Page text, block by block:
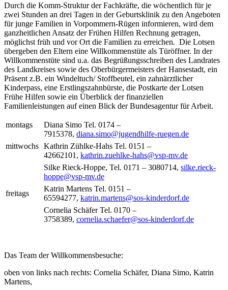
Durch die Komm-Struktur der Fachkräfte, die wöchentlich für je
zwei Stunden an drei Tagen in der Geburtsklinik zu den Angeboten
für junge Familien in Vorpommern-Rügen informieren, wird dem
ganzheitlichen Ansatz der Frühen Hilfen Rechnung getragen,
möglichst früh und vor Ort die Familien zu erreichen. Die Lotsen
übergeben den Eltern eine Willkommenstüte als Türöffner. In der
Willkommenstüte sind u.a. das Begrüßungsschreiben des Landrates
des Landkreises sowie des Oberbürgermeisters der Hansestadt, ein
Präsent z.B. ein Windeltuch/ Stoffbeutel, ein zahnärztlicher
Kinderpass, eine Erstlingszahnbürste, die Postkarte der Lotsen
Frühe Hilfen sowie ein Überblick der finanziellen
Familienleistungen auf einen Blick der Bundesagentur für Arbeit.
montags
Diana Simo Tel. 0174 –
7915378, diana.simo@jugendhilfe-ruegen.de
mittwochs Kathrin Zühlke-Hahs Tel. 0151 –
42662101, kathrin.zuehlke-hahs@vsp-mv.de
Silke Rieck-Hoppe, Tel. 0171 – 3080714, silke.rieck-
hoppe@vsp-mv.de
freitags
Katrin Martens Tel. 0151 –
65594277, katrin.martens@sos-kinderdorf.de
Cornelia Schäfer Tel. 0170 –
3758389, cornelia.schaefer@sos-kinderdorf.de
Das Team der Willkommensbesuche:
oben von links nach rechts: Cornelia Schäfer, Diana Simo, Katrin
Martens,